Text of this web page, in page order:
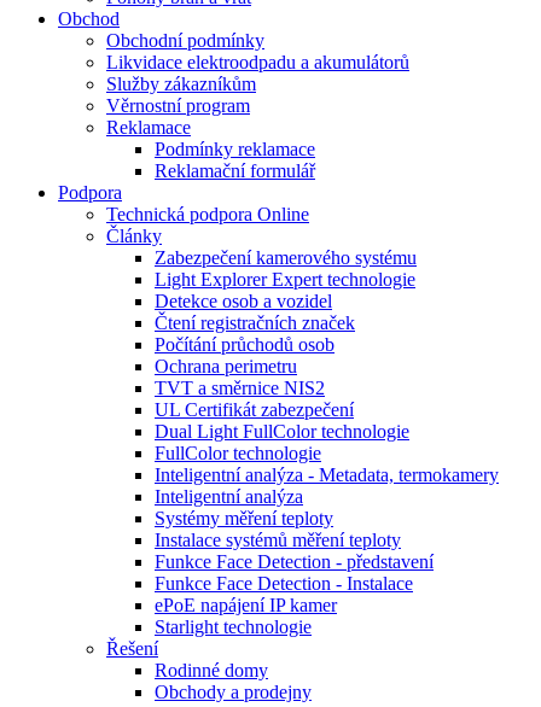
Obchod
Obchodní podmínky
Likvidace elektroodpadu a akumulátorů
Služby zákazníkům
Věrnostní program
Reklamace
Podmínky reklamace
Reklamační formulář
Podpora
Technická podpora Online
Články
Zabezpečení kamerového systému
Light Explorer Expert technologie
Detekce osob a vozidel
Čtení registračních značek
Počítání průchodů osob
Ochrana perimetru
TVT a směrnice NIS2
UL Certifikát zabezpečení
Dual Light FullColor technologie
FullColor technologie
Inteligentní analýza - Metadata, termokamery
Inteligentní analýza
Systémy měření teploty
Instalace systémů měření teploty
Funkce Face Detection - představení
Funkce Face Detection - Instalace
ePoE napájení IP kamer
Starlight technologie
Řešení
Rodinné domy
Obchody a prodejny